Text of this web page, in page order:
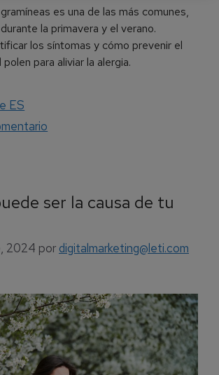
es una de las más comunes,
la primavera y el verano.
los síntomas y cómo prevenir el
para aliviar la alergia.
ES
ser la causa de tu
2024 por digitalmarketing@leti.com